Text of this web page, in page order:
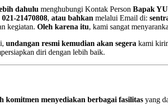
dahulu menghubungi Kontak Person Bapak
021-21470808, atau bahkan melalui Email di:
kegiatan. Oleh karena itu, kami sangat
undangan resmi kemudian akan segera kami
diri dengan lebih baik.
komitmen menyediakan berbagai fasilitas yang